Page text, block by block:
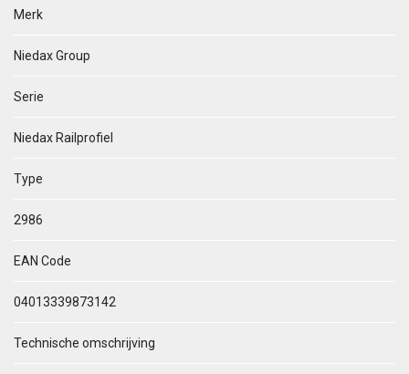
Merk
Niedax Group
Serie
Niedax Railprofiel
Type
2986
EAN Code
04013339873142
Technische omschrijving